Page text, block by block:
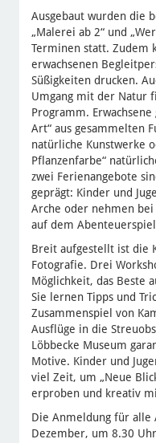
Ausgebaut wurden die
„Malerei ab 2“ und
Terminen statt. Zudem
erwachsenen
Süßigkeiten drucken.
Umgang mit der Natur
Programm.
Art“ aus gesammelten
natürliche Kunstwerke
Pflanzenfarbe“
zwei Ferienangebote
geprägt: Kinder und
Arche oder nehmen
auf dem
Breit aufgestellt ist die
Fotografie. Drei
Möglichkeit, das Beste
Sie lernen Tipps und
Zusammenspiel von
Ausflüge in die
Löbbecke Museum
Motive. Kinder und
viel Zeit, um „Neue
erproben und kreativ
Die Anmeldung für alle
Dezember, um 8.30